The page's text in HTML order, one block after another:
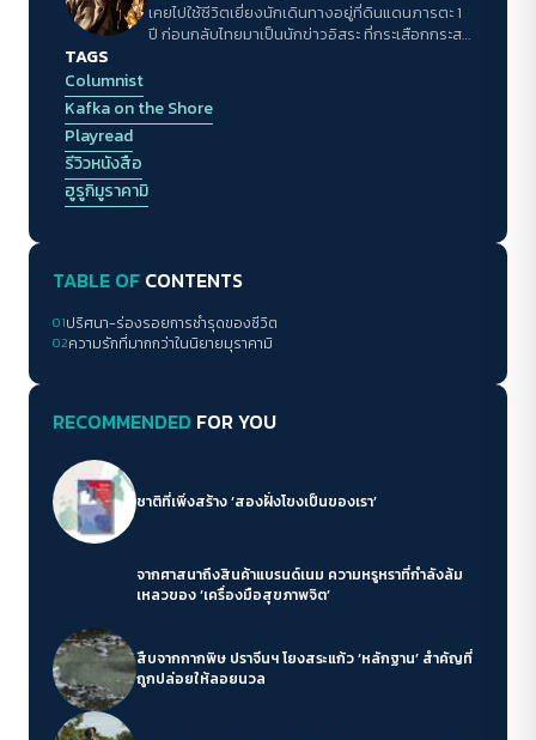
เคยไปใช้ชีวิตเยี่ยงนักเดินทางอยู่ที่ดินแดนภารตะ 1
ปี ก่อนกลับไทยมาเป็นนักข่าวอิสระ ที่กระเสือกกระสน
TAGS
Columnist
Kafka on the Shore
Playread
รีวิวหนังสือ
ฮูรูกิมูราคามิ
TABLE OF CONTENTS
01ปริศนา-ร่องรอยการชำรุดของชีวิต
02ความรักที่มากกว่าในนิยายมุราคามิ
RECOMMENDED FOR YOU
ชาติที่เพิ่งสร้าง ‘สองฝั่งโขงเป็นของเรา’
จากศาสนาถึงสินค้าแบรนด์เนม ความหรูหราที่กำลังล้ม
เหลวของ ‘เครื่องมือสุขภาพจิต’
สืบจากกากพิษ ปราจีนฯ โยงสระแก้ว ‘หลักฐาน’ สำคัญที่
ถูกปล่อยให้ลอยนวล